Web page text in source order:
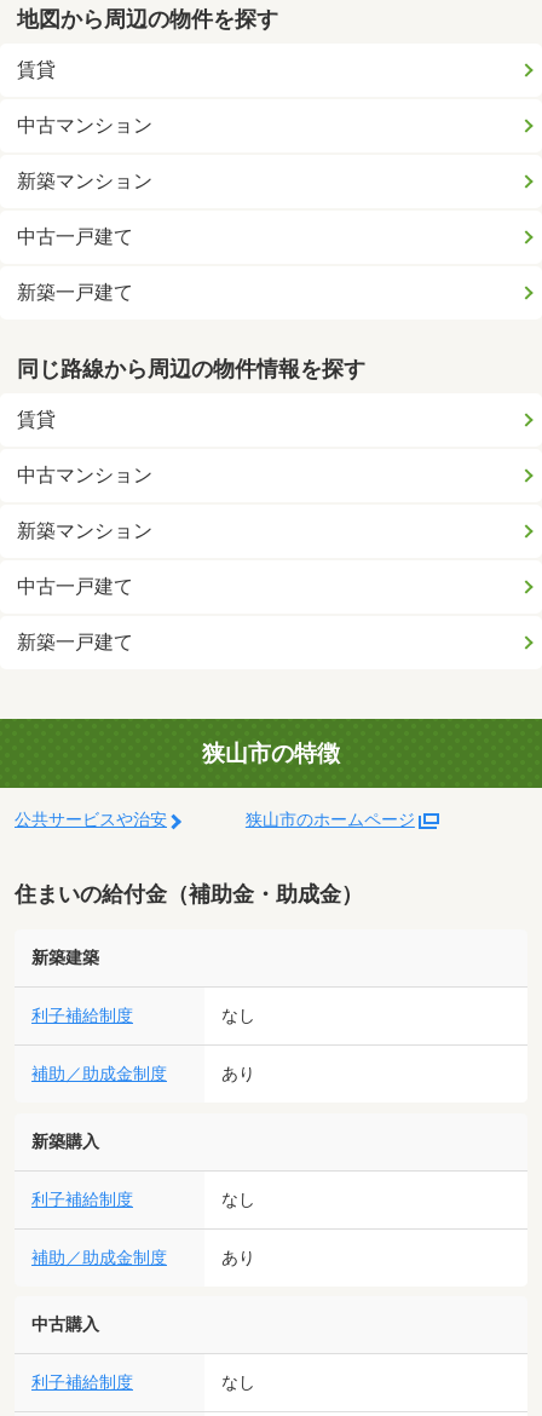
地図から周辺の物件を探す
賃貸
中古マンション
新築マンション
中古一戸建て
新築一戸建て
同じ路線から周辺の物件情報を探す
賃貸
中古マンション
新築マンション
中古一戸建て
新築一戸建て
狭山市の特徴
公共サービスや治安 狭山市のホームページ
住まいの給付金（補助金・助成金）
新築建築
利子補給制度 なし
補助／助成金制度 あり
新築購入
利子補給制度 なし
補助／助成金制度 あり
中古購入
利子補給制度 なし